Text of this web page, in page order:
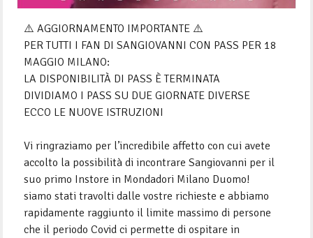
⚠️ AGGIORNAMENTO IMPORTANTE ⚠️
PER TUTTI I FAN DI SANGIOVANNI CON PASS PER 18
MAGGIO MILANO:
LA DISPONIBILITÀ DI PASS È TERMINATA
DIVIDIAMO I PASS SU DUE GIORNATE DIVERSE
ECCO LE NUOVE ISTRUZIONI
Vi ringraziamo per l’incredibile affetto con cui avete
accolto la possibilità di incontrare Sangiovanni per il
suo primo Instore in Mondadori Milano Duomo!
siamo stati travolti dalle vostre richieste e abbiamo
rapidamente raggiunto il limite massimo di persone
che il periodo Covid ci permette di ospitare in